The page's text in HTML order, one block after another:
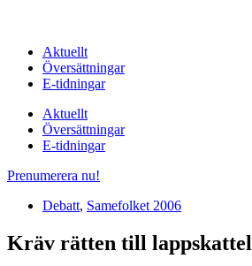
Aktuellt
Översättningar
E-tidningar
Aktuellt
Översättningar
E-tidningar
Prenumerera nu!
Debatt, Samefolket 2006
Kräv rätten till